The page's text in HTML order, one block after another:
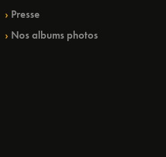
Presse
Nos albums photos